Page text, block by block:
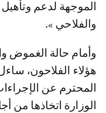
الموجهة لدعم وتأهيل
والفلاحي ».
وأمام حالة الغموض
هؤلاء الفلاحون، ساءل
المحترم عن
الوزارة اتخاذها من